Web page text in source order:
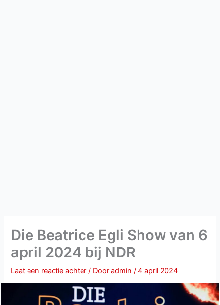
Die Beatrice Egli Show van 6
april 2024 bij NDR
Laat een reactie achter / Dooradmin/4 april 2024